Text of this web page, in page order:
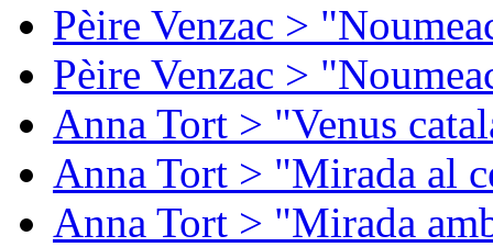
Pèire Venzac >
Pèire Venzac >
Anna Tort > "Venus
Anna Tort > "Mirada al
Anna Tort > "Mirada